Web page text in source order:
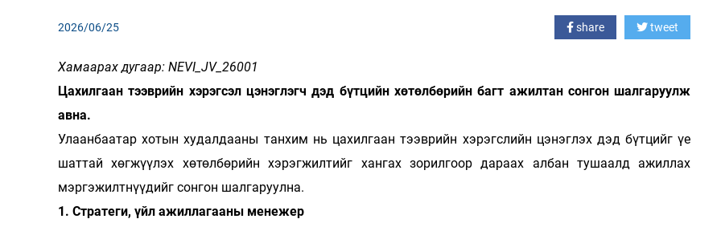
2026/06/25 share tweet
Хамаарах дугаар: NEVI_JV_26001
Цахилгаан тээврийн хэрэгсэл цэнэглэгч дэд бүтцийн хөтөлбөрийн багт ажилтан сонгон шалгаруулж
авна.
Улаанбаатар хотын худалдааны танхим нь цахилгаан тээврийн хэрэгслийн цэнэглэх дэд бүтцийг үе
шаттай хөгжүүлэх хөтөлбөрийн хэрэгжилтийг хангах зорилгоор дараах албан тушаалд ажиллах
мэргэжилтнүүдийг сонгон шалгаруулна.
1. Стратеги, үйл ажиллагааны менежер